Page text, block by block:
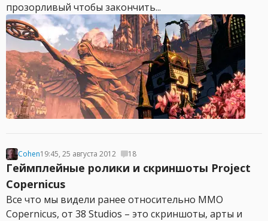
прозорливый чтобы закончить...
Cohen19:45, 25 августа 2012 18
Геймплейные ролики и скриншоты Project
Copernicus
Все что мы видели ранее относительно MMO
Copernicus, от 38 Studios – это скриншоты, арты и